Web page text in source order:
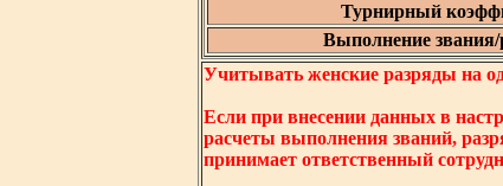
Турнирный
Выполнение звания/
Учитывать женские разряды на
Если при внесении данных в
расчеты выполнения званий,
принимает ответственный